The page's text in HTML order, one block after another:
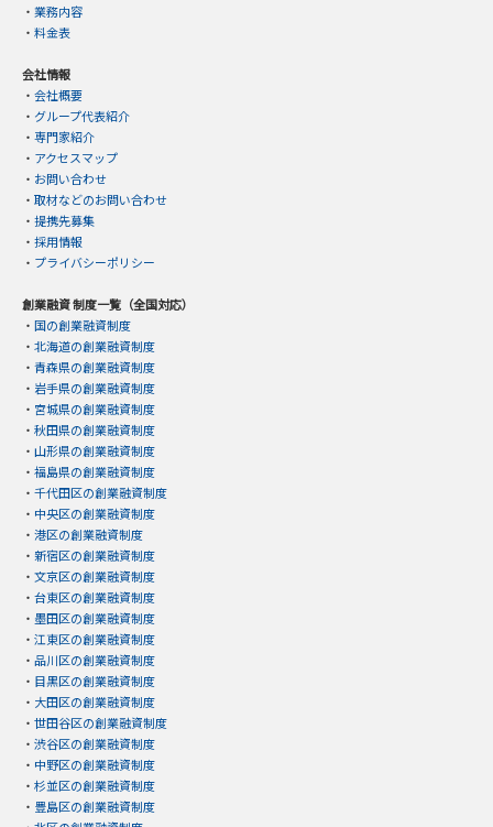
・ 業務内容
・ 料金表
会社情報
・ 会社概要
・ グループ代表紹介
・ 専門家紹介
・ アクセスマップ
・ お問い合わせ
・ 取材などのお問い合わせ
・ 提携先募集
・ 採用情報
・ プライバシーポリシー
創業融資 制度一覧（全国対応）
・ 国の創業融資制度
・ 北海道の創業融資制度
・ 青森県の創業融資制度
・ 岩手県の創業融資制度
・ 宮城県の創業融資制度
・ 秋田県の創業融資制度
・ 山形県の創業融資制度
・ 福島県の創業融資制度
・ 千代田区の創業融資制度
・ 中央区の創業融資制度
・ 港区の創業融資制度
・ 新宿区の創業融資制度
・ 文京区の創業融資制度
・ 台東区の創業融資制度
・ 墨田区の創業融資制度
・ 江東区の創業融資制度
・ 品川区の創業融資制度
・ 目黒区の創業融資制度
・ 大田区の創業融資制度
・ 世田谷区の創業融資制度
・ 渋谷区の創業融資制度
・ 中野区の創業融資制度
・ 杉並区の創業融資制度
・ 豊島区の創業融資制度